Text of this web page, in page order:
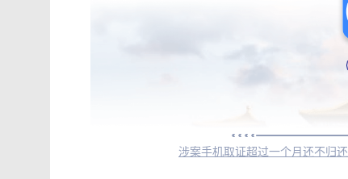
涉案手机取证超过一个月还不归还